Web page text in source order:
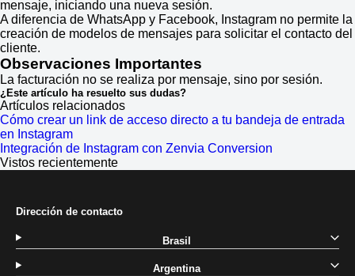
mensaje, iniciando una nueva sesión.
A diferencia de WhatsApp y Facebook, Instagram no permite la
creación de modelos de mensajes para solicitar el contacto del
cliente.
Observaciones Importantes
La facturación no se realiza por mensaje, sino por sesión.
¿Este artículo ha resuelto sus dudas?
Artículos relacionados
Cómo crear un link de acceso directo a tu bandeja de entrada
en Instagram
Integración de Instagram con Zenvia Conversion
Vistos recientemente
Dirección de contacto
Brasil
Argentina